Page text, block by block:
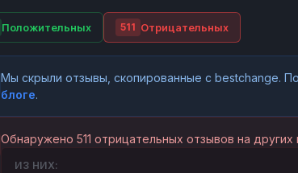
Положительных 511 Отрицательных
Мы скрыли отзывы, скопированные с bestchange.
блоге.
Обнаружено 511 отрицательных отзывов на других
ИЗ НИХ: